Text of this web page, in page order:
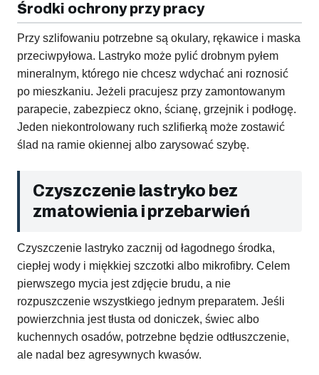
Środki ochrony przy pracy
Przy szlifowaniu potrzebne są okulary, rękawice i maska
przeciwpyłowa. Lastryko może pylić drobnym pyłem
mineralnym, którego nie chcesz wdychać ani roznosić
po mieszkaniu. Jeżeli pracujesz przy zamontowanym
parapecie, zabezpiecz okno, ścianę, grzejnik i podłogę.
Jeden niekontrolowany ruch szlifierką może zostawić
ślad na ramie okiennej albo zarysować szybę.
Czyszczenie lastryko bez
zmatowienia i przebarwień
Czyszczenie lastryko zacznij od łagodnego środka,
ciepłej wody i miękkiej szczotki albo mikrofibry. Celem
pierwszego mycia jest zdjęcie brudu, a nie
rozpuszczenie wszystkiego jednym preparatem. Jeśli
powierzchnia jest tłusta od doniczek, świec albo
kuchennych osadów, potrzebne będzie odtłuszczenie,
ale nadal bez agresywnych kwasów.